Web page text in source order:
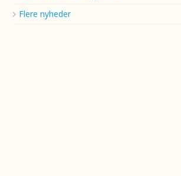
Flere nyheder